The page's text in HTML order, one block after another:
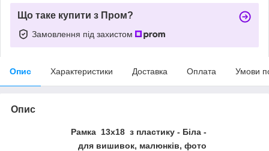
Що таке купити з Пром?
Замовлення під захистом
Опис Характеристики Доставка Оплата Умови
Опис
Рамка 13х18 з пластику - Біла -
для вишивок, малюнків, фото